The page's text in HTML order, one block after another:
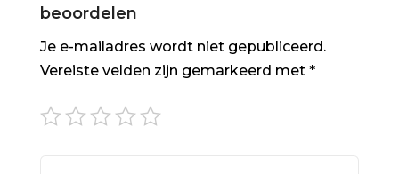
beoordelen
Je e-mailadres wordt niet gepubliceerd.
Vereiste velden zijn gemarkeerd met *